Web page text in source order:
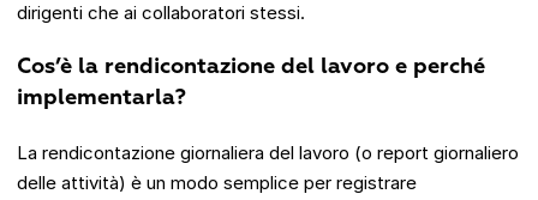
dirigenti che ai collaboratori stessi.
Cos’è la rendicontazione del lavoro e perché
implementarla?
La rendicontazione giornaliera del lavoro (o report giornaliero
delle attività) è un modo semplice per registrare